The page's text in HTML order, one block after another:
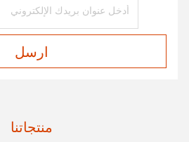
ارسل
منتجاتنا